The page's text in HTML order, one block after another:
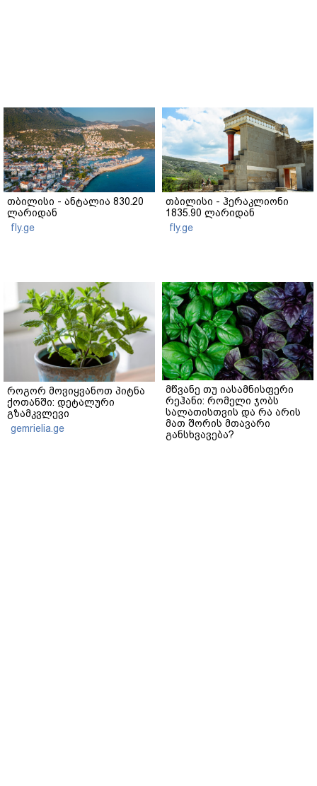
თბილისი - ანტალია 830.20
ლარიდან
fly.ge
თბილისი - ჰერაკლიონი
1835.90 ლარიდან
fly.ge
როგორ მოვიყვანოთ პიტნა
ქოთანში: დეტალური
გზამკვლევი
gemrielia.ge
მწვანე თუ იასამნისფერი
რეჰანი: რომელი ჯობს
სალათისთვის და რა არის
მათ შორის მთავარი
განსხვავება?